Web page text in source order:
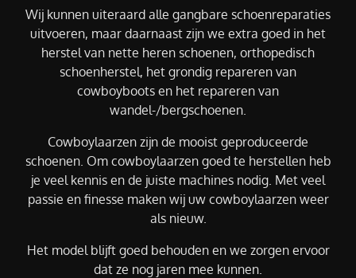
Wij kunnen uiteraard alle gangbare schoenreparaties
uitvoeren, maar daarnaast zijn we extra goed in het
herstel van nette heren schoenen, orthopedisch
schoenherstel, het grondig repareren van
cowboyboots en het repareren van
wandel-/bergschoenen.
Cowboylaarzen zijn de mooist geproduceerde
schoenen. Om cowboylaarzen goed te herstellen heb
je veel kennis en de juiste machines nodig. Met veel
passie en finesse maken wij uw cowboylaarzen weer
als nieuw.
Het model blijft goed behouden en we zorgen ervoor
dat ze nog jaren mee kunnen.